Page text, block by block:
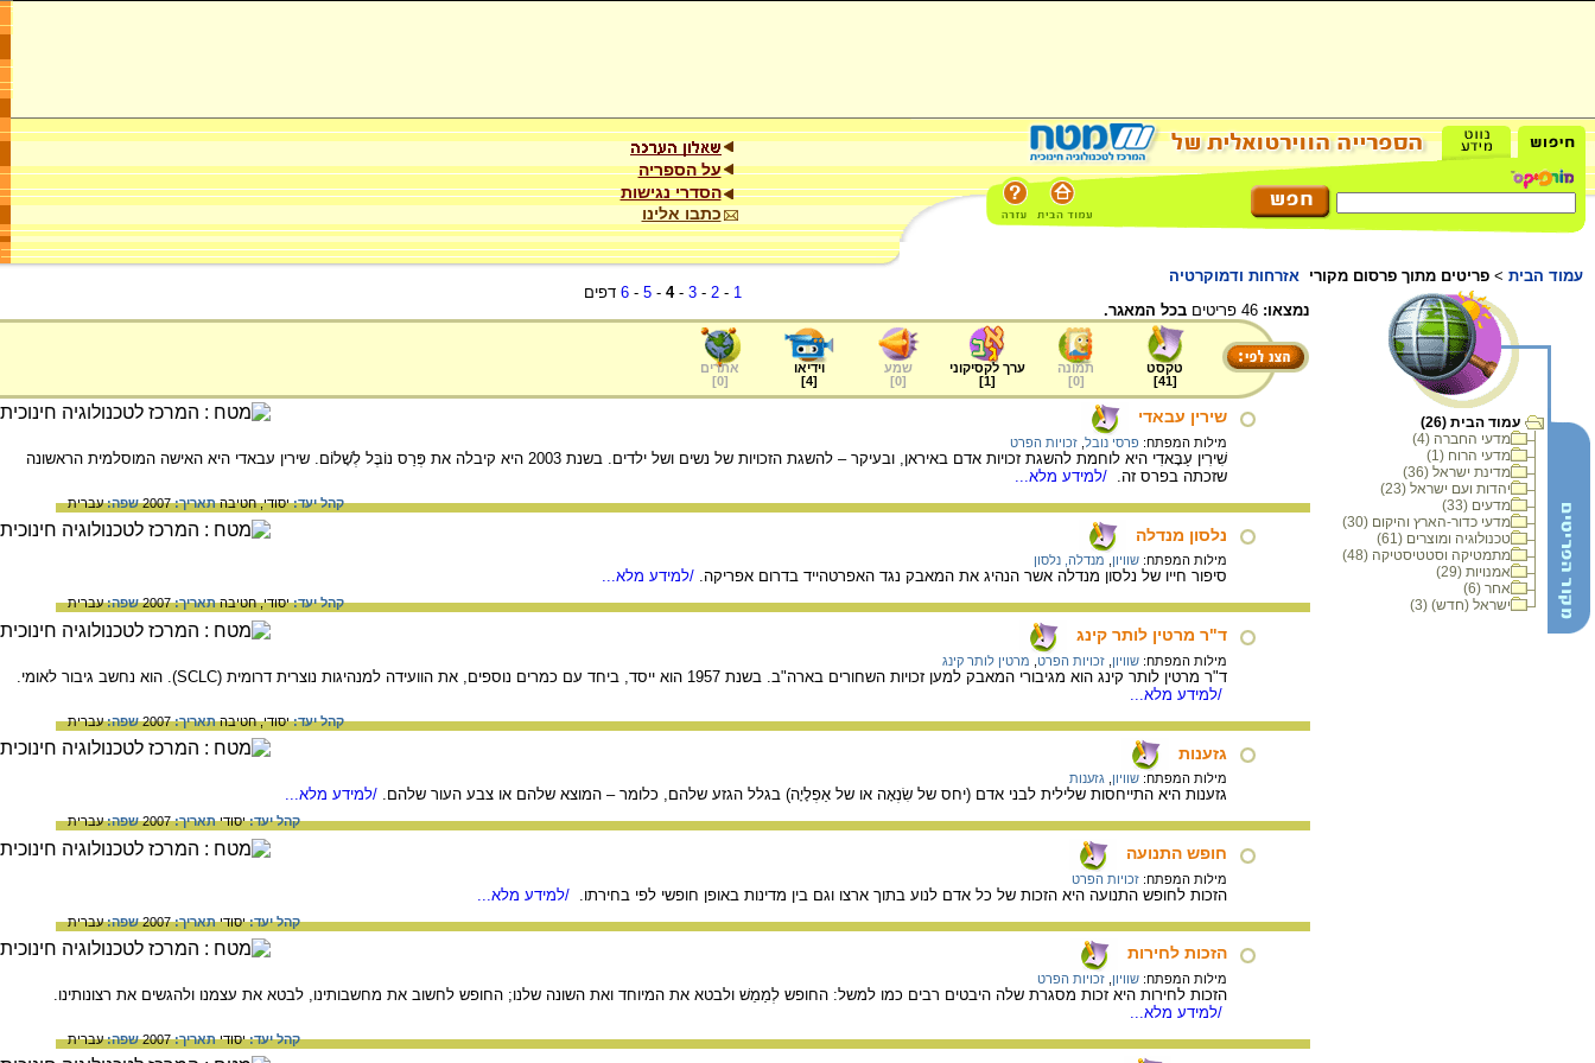
על הספריה
הסדרי נגישות
כתבו אלינו
עמוד הבית > פריטים מתוך פרסום מקורי אזרחות ודמוקרטיה
עמוד הבית (26)
מדעי החברה (4)
מדעי הרוח (1)
מדינת ישראל (36)
יהדות ועם ישראל (23)
מדעים (33)
מדעי כדור-הארץ והיקום (30)
טכנולוגיה ומוצרים (61)
מתמטיקה וסטטיסטיקה (48)
אמנויות (29)
אחר (6)
ישראל (חדש) (3)
1
-
2
-
3
-
4
-
5
-
6 דפים
נמצאו:
בכל המאגר.
טקסט
[
41
]
תמונה
[
0
]
ערך לקסיקוני
[
1
]
שמע
[
0
]
וידיאו
[
4
]
אתרים
[
0
]
שירין עבאדי
מילות המפתח: פרסי נובל זכויות הפרט
שִׁירִין עַבָּאדִי היא לוחמת להשגת זכויות אדם באיראן, ובעיקר – להשגת הזכויות של נשים ושל ילדים. בשנת 2003 היא קיבלה את פְּרַס נוֹבֶּל לְשָׁלוֹם. שירין עבאדי היא האישה המוסלמית הראשונה
שזכתה בפרס זה. /למידע מלא...
קהל יעד:יסודי,חטיבהתאריך:2007 שפה:עברית
נלסון מנדלה
מילות המפתח: שוויון מנדלה, נלסון
סיפור חייו של נלסון מנדלה אשר הנהיג את המאבק נגד האפרטהייד בדרום אפריקה. /למידע מלא...
קהל יעד:יסודי,חטיבהתאריך:2007 שפה:עברית
ד"ר מרטין לותר קינג
מילות המפתח: שוויון זכויות הפרט מרטין לותר קינג
ד"ר מרטין לותר קינג הוא מגיבורי המאבק למען זכויות השחורים בארה"ב. בשנת 1957 הוא ייסד, ביחד עם כמרים נוספים, את הוועידה למנהיגות נוצרית דרומית (SCLC). הוא נחשב גיבור לאומי.
/למידע מלא...
קהל יעד:יסודי,חטיבהתאריך:2007 שפה:עברית
גזענות
מילות המפתח: שוויון גזענות
גזענות היא התייחסות שלילית לבני אדם (יחס של שִׂנְאָה או של אַפְלָיָה) בגלל הגזע שלהם, כלומר – המוצא שלהם או צבע העור שלהם. /למידע מלא...
קהל יעד:יסודיתאריך:2007 שפה:עברית
חופש התנועה
מילות המפתח: זכויות הפרט
הזכות לחופש התנועה היא הזכות של כל אדם לנוע בתוך ארצו וגם בין מדינות באופן חופשי לפי בחירתו. /למידע מלא...
קהל יעד:יסודיתאריך:2007 שפה:עברית
הזכות לחירות
מילות המפתח: שוויון זכויות הפרט
הזכות לחירות היא זכות מסגרת שלה היבטים רבים כמו למשל: החופש לְמַמֵשׁ ולבטא את המיוחד ואת השונה שלנו; החופש לחשוב את מחשבותינו, לבטא את עצמנו ולהגשים את רצונותינו.
/למידע מלא...
קהל יעד:יסודיתאריך:2007 שפה:עברית